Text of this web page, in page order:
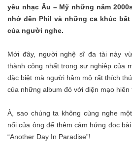
yêu nhạc Âu – Mỹ những năm
nhớ đến Phil và những ca khúc
của người nghe.
Mới đây, người nghệ sĩ đa tài này
thành công nhất trong sự nghiệp của
đặc biệt mà người hâm mộ rất thích
của những album đó với diện mạo hiên
À, sao chúng ta không cùng nghe
nổi của ông để thêm cảm hứng đọc
“Another Day In Paradise”!